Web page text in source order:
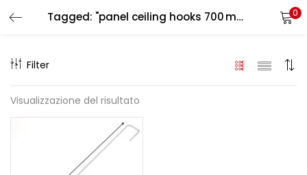
Tagged: "panel ceiling hooks 700 mm" 0
Filter
Visualizzazione del risultato
LOGIN REGISTER
Enter your username and password to login.
Remember me